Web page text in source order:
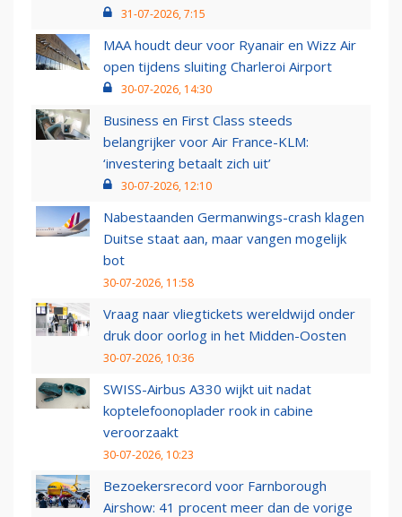
31-07-2026, 7:15
MAA houdt deur voor Ryanair en Wizz Air
open tijdens sluiting Charleroi Airport
30-07-2026, 14:30
Business en First Class steeds
belangrijker voor Air France-KLM:
‘investering betaalt zich uit’
30-07-2026, 12:10
Nabestaanden Germanwings-crash klagen
Duitse staat aan, maar vangen mogelijk
bot
30-07-2026, 11:58
Vraag naar vliegtickets wereldwijd onder
druk door oorlog in het Midden-Oosten
30-07-2026, 10:36
SWISS-Airbus A330 wijkt uit nadat
koptelefoonoplader rook in cabine
veroorzaakt
30-07-2026, 10:23
Bezoekersrecord voor Farnborough
Airshow: 41 procent meer dan de vorige